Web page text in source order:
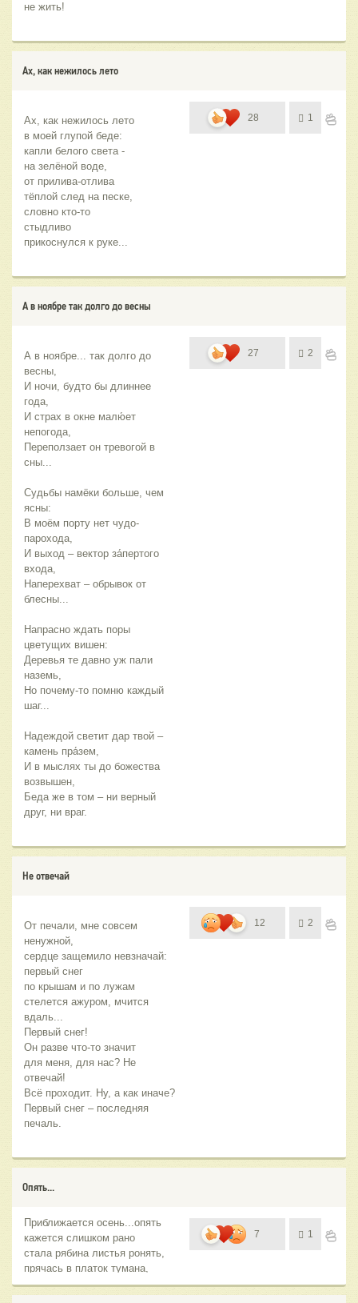
не жить!
Ах, как нежилось лето
прикоснулся к руке...
28 1
А в ноябре так долго до весны
А в ноябре... так долго до
весны,
И ночи, будто бы длиннее
года,
И страх в окне малю́ет
непогода,
Переползает он тревогой в
сны...
Судьбы намёки больше, чем
ясны:
В моём порту нет чудо-
парохода,
И выход – вектор за́пертого
входа,
Наперехват – обрывок от
блесны...
Напрасно ждать поры
цветущих вишен:
Деревья те давно уж пали
наземь,
Но почему-то помню каждый
шаг...
Надеждой светит дар твой –
камень пра́зем,
И в мыслях ты до божества
возвышен,
Беда же в том – ни верный
друг, ни враг.
27 2
Не отвечай
От печали, мне совсем
ненужной,
сердце защемило невзначай:
первый снег
по крышам и по лужам
стелется ажуром, мчится
вдаль...
Первый снег!
Он разве что-то значит
для меня, для нас? Не
отвечай!
Всё проходит. Ну, а как иначе?
Первый снег – последняя
печаль.
12 2
Опять...
Приближается осень...опять
кажется слишком рано
стала рябина листья ронять,
прячась в платок тумана,
7 1